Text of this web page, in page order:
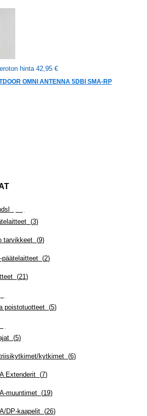
(3)
tarvikkeet(9)
päätelaitteet(2)
(21)
poistotuotteet(5)
(5)
kytkimet(6)
Extenderit(7)
muuntimet(19)
DP-kaapelit(26)
hinta 42,95 €
OMNI ANTENNA 5DBI SMA-RP